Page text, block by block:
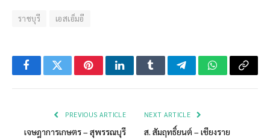
ราชบุรี เอสเอ็มอี
FacebookTwitterPinterestLinkedInTumblrTelegramWhatsApp
Copy
PREVIOUS ARTICLE
เจษฎาการเกษตร – สุพรรณบุรี
NEXT ARTICLE
ส. สัมฤทธิ์ยนต์ – เชียงราย